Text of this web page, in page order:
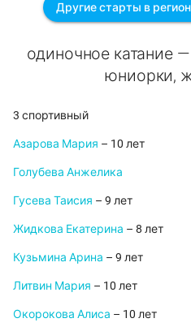
Другие старты в
одиночное катание
юниорки,
3 спортивный
Азарова Мария – 10 лет
Голубева Анжелика
Гусева Таисия – 9 лет
Жидкова Екатерина – 8 лет
Кузьмина Арина – 9 лет
Литвин Мария – 10 лет
Окорокова Алиса – 10 лет